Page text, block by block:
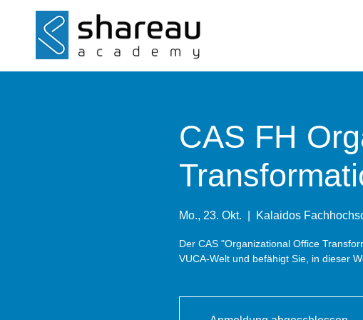
CAS FH
Mo., 23. Okt. Kalaidos
Der CAS "Organizational Office
VUCA-Welt und befähigt Sie, in dieser